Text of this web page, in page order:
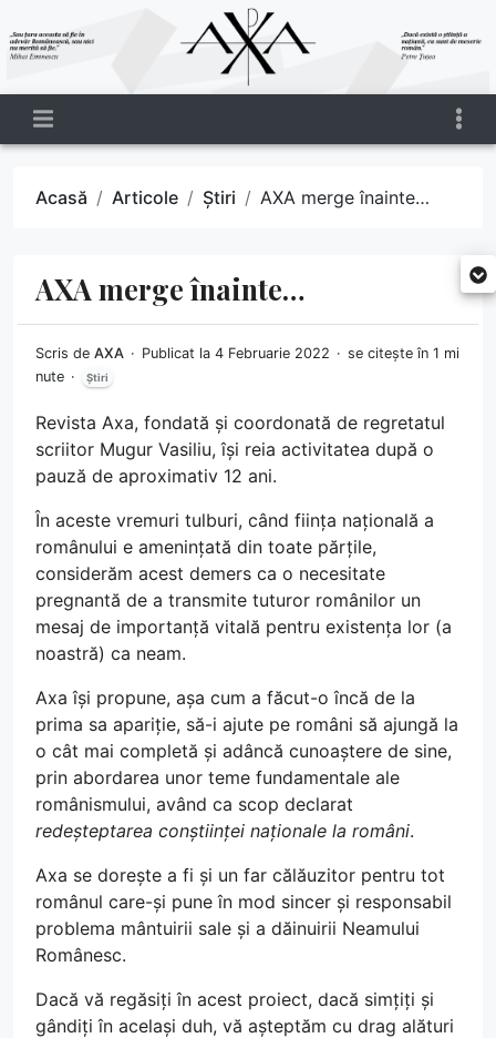
Acasă Articole Știri AXA merge înainte…
AXA merge înainte…
Scris de AXA Publicat la 4 Februarie 2022
se citește în 1 mi
nute
Știri
Revista Axa, fondată și coordonată de regretatul
scriitor Mugur Vasiliu, își reia activitatea după o
pauză de aproximativ 12 ani.
În aceste vremuri tulburi, când ființa națională a
românului e amenințată din toate părțile,
considerăm acest demers ca o necesitate
pregnantă de a transmite tuturor românilor un
mesaj de importanță vitală pentru existența lor (a
noastră) ca neam.
Axa își propune, așa cum a făcut-o încă de la
prima sa apariție, să-i ajute pe români să ajungă la
o cât mai completă și adâncă cunoaștere de sine,
prin abordarea unor teme fundamentale ale
românismului, având ca scop declarat
redeșteptarea conștiinței naționale la români.
Axa se dorește a fi și un far călăuzitor pentru tot
românul care-și pune în mod sincer și responsabil
problema mântuirii sale și a dăinuirii Neamului
Românesc.
Dacă vă regăsiți în acest proiect, dacă simțiți și
gândiți în același duh, vă așteptăm cu drag alături